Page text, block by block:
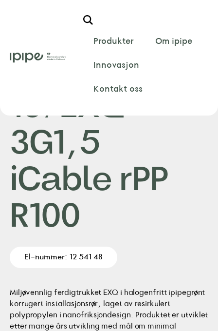
Produkter Om ipipe
Innovasjon
Kontakt oss
K-rør 16/EXQ 3G1,5 iCable rPP R100
K-rør
16/EXQ
3G1,5
iCable rPP
R100
El-nummer: 12 541 48
Miljøvennlig ferdigtrukket EXQ i halogenfritt ipipegrønt
korrugert installasjonsrør, laget av resirkulert
polypropylen i nanofriksjondesign. Produktet er utviklet
etter mange års utvikling med mål om minimal